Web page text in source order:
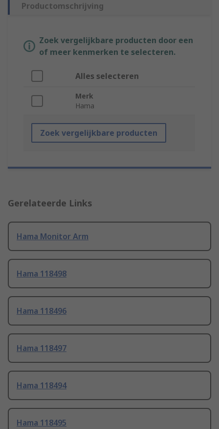
Productomschrijving
Zoek vergelijkbare producten door een
of meer kenmerken te selecteren.
Alles selecteren
Merk
Hama
Zoek vergelijkbare producten
Gerelateerde Links
Hama Monitor Arm
Hama 118498
Hama 118496
Hama 118497
Hama 118494
Hama 118495